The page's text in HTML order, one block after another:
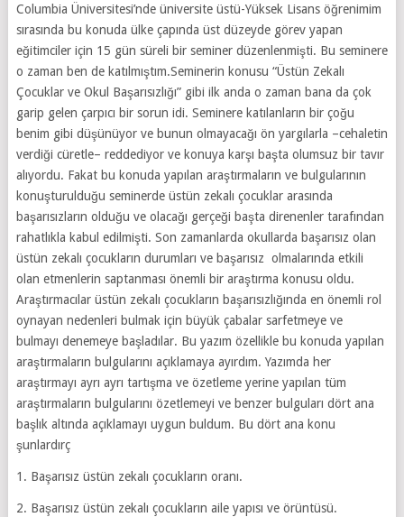
Columbia Üniversitesi’nde üniversite üstü-Yüksek Lisans öğrenimim
sırasında bu konuda ülke çapında üst düzeyde görev yapan
eğitimciler için 15 gün süreli bir seminer düzenlenmişti. Bu seminere
o zaman ben de katılmıştım.Seminerin konusu “Üstün Zekalı
Çocuklar ve Okul Başarısızlığı” gibi ilk anda o zaman bana da çok
garip gelen çarpıcı bir sorun idi. Seminere katılanların bir çoğu
benim gibi düşünüyor ve bunun olmayacağı ön yargılarla –cehaletin
verdiği cüretle– reddediyor ve konuya karşı başta olumsuz bir tavır
alıyordu. Fakat bu konuda yapılan araştırmaların ve bulgularının
konuşturulduğu seminerde üstün zekalı çocuklar arasında
başarısızların olduğu ve olacağı gerçeği başta direnenler tarafından
rahatlıkla kabul edilmişti. Son zamanlarda okullarda başarısız olan
üstün zekalı çocukların durumları ve başarısız olmalarında etkili
olan etmenlerin saptanması önemli bir araştırma konusu oldu.
Araştırmacılar üstün zekalı çocukların başarısızlığında en önemli rol
oynayan nedenleri bulmak için büyük çabalar sarfetmeye ve
bulmayı denemeye başladılar. Bu yazım özellikle bu konuda yapılan
araştırmaların bulgularını açıklamaya ayırdım. Yazımda her
araştırmayı ayrı ayrı tartışma ve özetleme yerine yapılan tüm
araştırmaların bulgularını özetlemeyi ve benzer bulguları dört ana
başlık altında açıklamayı uygun buldum. Bu dört ana konu
şunlardırç
1. Başarısız üstün zekalı çocukların oranı.
2. Başarısız üstün zekalı çocukların aile yapısı ve örüntüsü.